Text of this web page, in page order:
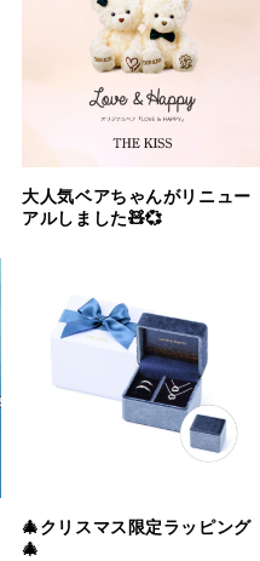
大人気ベアちゃんがリニュー
アルしました🧸💞
🎄クリスマス限定ラッピング
🎄